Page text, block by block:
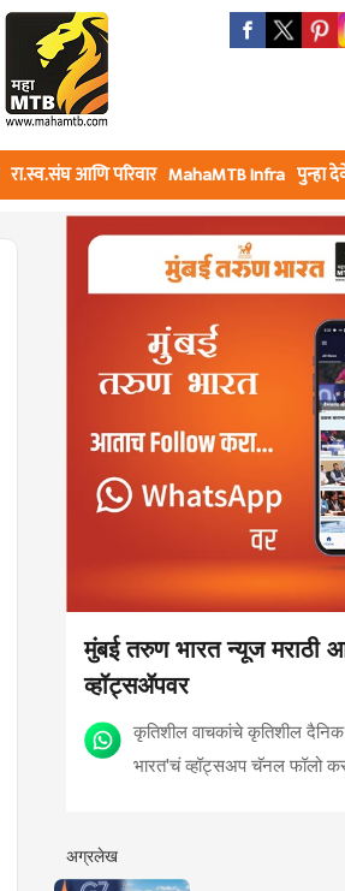
रा.स्व.संघ आणि परिवार MahaMTB Infra पुन्हा
मुंबई तरुण भारत न्यूज मराठी
व्हॉट्सॲपवर
कृतिशील वाचकांचे कृतिशील
भारत'चं व्हॉट्सअप चॅनल फॉलो
अग्रलेख